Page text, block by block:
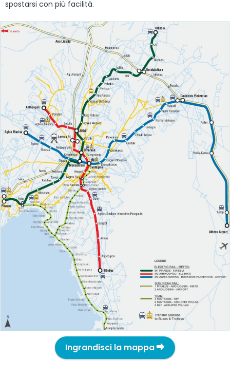
spostarsi con più facilità.
Ingrandisci la mappa